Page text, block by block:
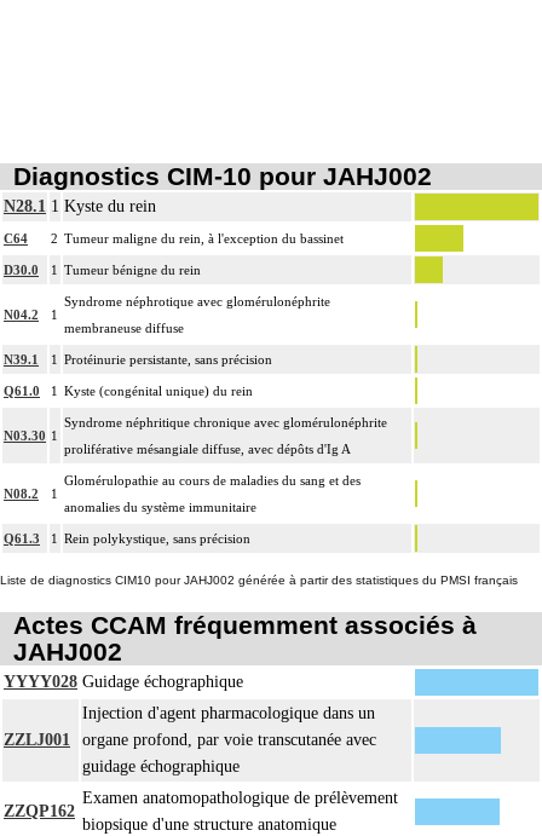
Diagnostics CIM-10 pour JAHJ002
N28.1 1 Kyste du rein
C64 2 Tumeur maligne du rein, à l'exception du bassinet
D30.0 1 Tumeur bénigne du rein
N04.2 1
Syndrome néphrotique avec glomérulonéphrite
membraneuse diffuse
N39.1 1 Protéinurie persistante, sans précision
Q61.0 1 Kyste (congénital unique) du rein
N03.30 1
Syndrome néphritique chronique avec glomérulonéphrite
proliférative mésangiale diffuse, avec dépôts d'Ig A
N08.2 1
Glomérulopathie au cours de maladies du sang et des
anomalies du système immunitaire
Q61.3 1 Rein polykystique, sans précision
Liste de diagnostics CIM10 pour JAHJ002 générée à partir des statistiques du PMSI français
Actes CCAM fréquemment associés à
JAHJ002
YYYY028 Guidage échographique
ZZLJ001
Injection d'agent pharmacologique dans un
organe profond, par voie transcutanée avec
guidage échographique
ZZQP162
Examen anatomopathologique de prélèvement
biopsique d'une structure anatomique